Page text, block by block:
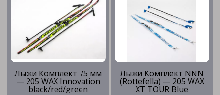
Лыжи Комплект 75 мм
— 205 WAX Innovation
black/red/green
Лыжи Комплект NNN
(Rottefella) — 205 WAX
XT TOUR Blue